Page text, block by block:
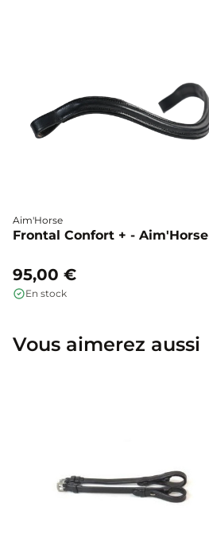
Aim'Horse
Frontal Confort + - Aim'Horse
95,00 €
En stock
Vous aimerez aussi